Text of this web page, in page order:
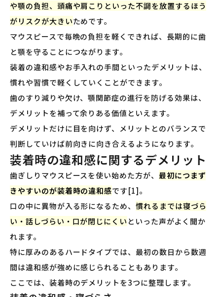
や顎の負担、頭痛や肩こりといった不調を放置するほう
がリスクが大きいためです。
マウスピースで毎晩の負担を軽くできれば、長期的に歯
と顎を守ることにつながります。
装着の違和感やお手入れの手間といったデメリットは、
慣れや習慣で軽くしていくことができます。
歯のすり減りや欠け、顎関節症の進行を防げる効果は、
デメリットを補って余りある価値といえます。
デメリットだけに目を向けず、メリットとのバランスで
判断していけば前向きに向き合えるようになります。
装着時の違和感に関するデメリット
歯ぎしりマウスピースを使い始めた方が、 最初につまず
きやすいのが装着時の違和感です[1]。
口の中に異物が入る形になるため、 慣れるまでは寝づら
い・話しづらい・口が閉じにくい といった声がよく聞か
れます。
特に厚みのあるハードタイプでは、最初の数日から数週
間は違和感が強めに感じられることもあります。
ここでは、装着時のデメリットを3つに整理します。